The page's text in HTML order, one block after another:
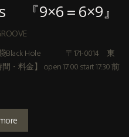
『9×6＝6×9』
袋Black Hole 〒171-0014 東
料金】 open 17:00 start 17:30 前